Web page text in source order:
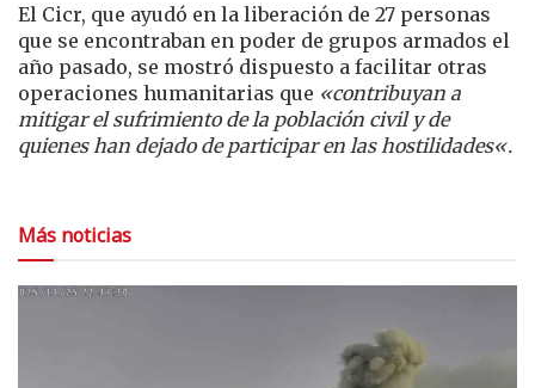
El Cicr, que ayudó en la liberación de 27 personas
que se encontraban en poder de grupos armados el
año pasado, se mostró dispuesto a facilitar otras
operaciones humanitarias que «contribuyan a
mitigar el sufrimiento de la población civil y de
quienes han dejado de participar en las hostilidades«.
Más noticias